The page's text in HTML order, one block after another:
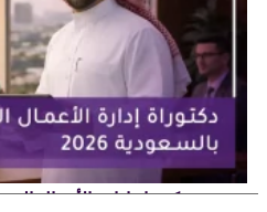
دكتوراة إدارة الأعمال